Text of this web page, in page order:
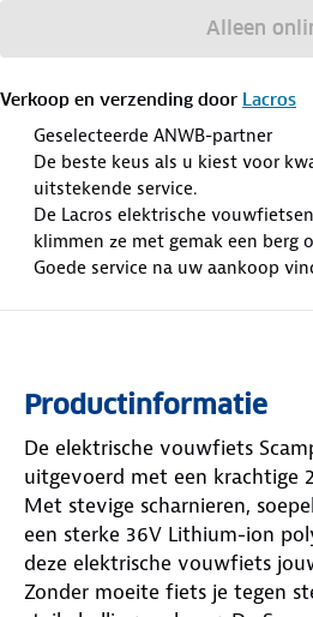
Alleen
Verkoop en verzending door Lacros
Geselecteerde ANWB-partner
De beste keus als u kiest voor
uitstekende service.
De Lacros elektrische
klimmen ze met gemak een berg
Goede service na uw aankoop
Productinformatie
De elektrische vouwfiets
uitgevoerd met een krachtige
Met stevige scharnieren,
een sterke 36V Lithium-ion
deze elektrische vouwfiets
Zonder moeite fiets je tegen